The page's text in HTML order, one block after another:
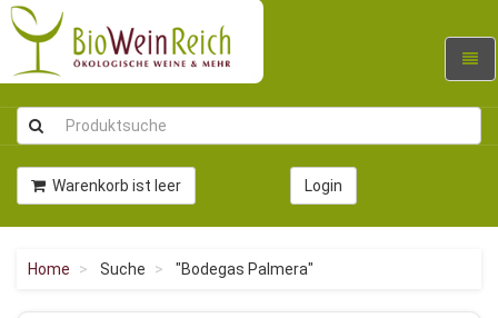
Warenkorb ist leer Login
Home Suche "Bodegas Palmera"